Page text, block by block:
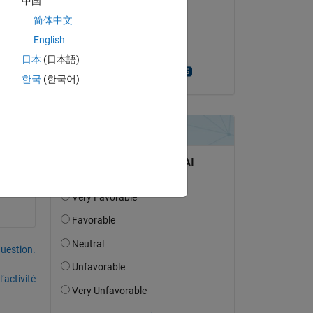
le 9 Fév 2022
Acceptée :
简体中文
English
日本 (日本語)
한국 (한국어)